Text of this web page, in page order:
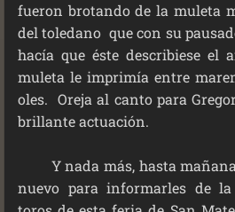
fueron brotando de la muleta
del toledano que con su
hacía que éste describiese el
muleta le imprimía entre
oles. Oreja al canto para
brillante actuación.
Y nada más, hasta mañana
nuevo para informarles de